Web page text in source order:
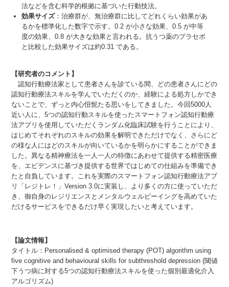
法などを含む科学的根拠に基づいた⾏動技法。
効果サイズ：治療群が、無治療群に⽐してどれくらい効果があ
るかを標準化した数字で⽰す。0.2 が⼩さな効果、0.5 が中等
度の効果、0.8 が⼤きな効果と⾔われる。抗うつ薬のプラセボ
と⽐較した効果サイズは約0.31 である。
【研究者のコメント】
認知行動療法家として患者さんを診ている間、どの患者さんにどの
認知行動療法スキルを学んでいただくのか、経験による処方しかでき
ないことで、ずっと内心忸怩たる思いをしてきました。今回5000人
近い人に、5つの認知行動スキルを使ったスマートフォン認知行動療
法アプリを使用していただくランダム化臨床試験を行うことにより、
はじめてそれぞれのスキルの効果を解明できただけでなく、さらにど
の様な人にはどのスキルが向いているかを明らかにすることができま
した。異なる精神療法を一人一人の特徴にあわせて提供する精密医療
を、エビデンスに基づき提供する世界ではじめての仕組みを準備でき
たと自負しています。これを実際のスマートフォン認知行動療法アプ
リ「レジトレ！」Version 3.0に実装し、より多くの方に使っていただ
き、御自身のレジリエンスとメンタルウェルビーイングを高めていた
だけるサービスをできるだけ早く実現したいと考えています。
【論文情報】
タイトル：Personalised & optimised therapy (POT) algorithm using
five cognitive and behavioural skills for subthreshold depression (閾値
下うつ病に対する5つの認知行動療法スキルを使った個別最適化介入
アルゴリズム)